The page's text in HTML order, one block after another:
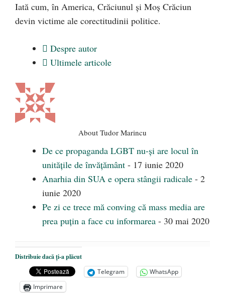
Iată cum, în America, Crăciunul și Moș Crăciun
devin victime ale corectitudinii politice.
Despre autor
Ultimele articole
About Tudor Marincu
De ce propaganda LGBT nu-și are locul în
unitățile de învățământ - 17 iunie 2020
Anarhia din SUA e opera stângii radicale - 2
iunie 2020
Pe zi ce trece mă conving că mass media are
prea puțin a face cu informarea - 30 mai 2020
Distribuie dacă ți-a plăcut
Telegram
WhatsApp
Imprimare